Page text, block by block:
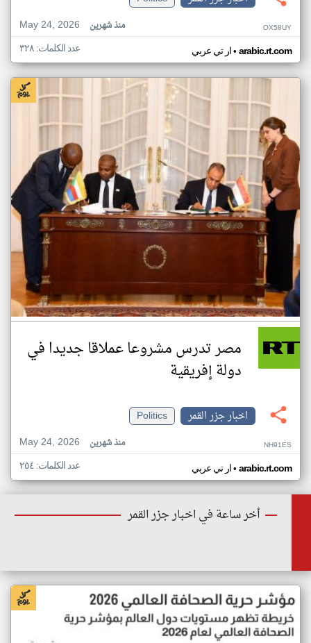
May 24, 2026
منذ شهرين OX58UY
ار تي عربي• arabic.rt.com عدد الكلمات: ٣٢٨
مصر تدرس مشروعا عملاقا جديدا في
دولة إفريقية
اخبار جزر القمر
Politics
May 24, 2026
منذ شهرين NH91ES
ار تي عربي• arabic.rt.com عدد الكلمات: ٢٥٤
أخر ساعة في اخبار جزر القمر